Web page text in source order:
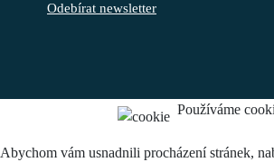
Odebírat newsletter
Používáme
Abychom vám usnadnili procházení stránek,